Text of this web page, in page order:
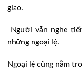
giao.
Người vẫn nghe
những ngoại lệ.
Ngoại lệ cũng nằm